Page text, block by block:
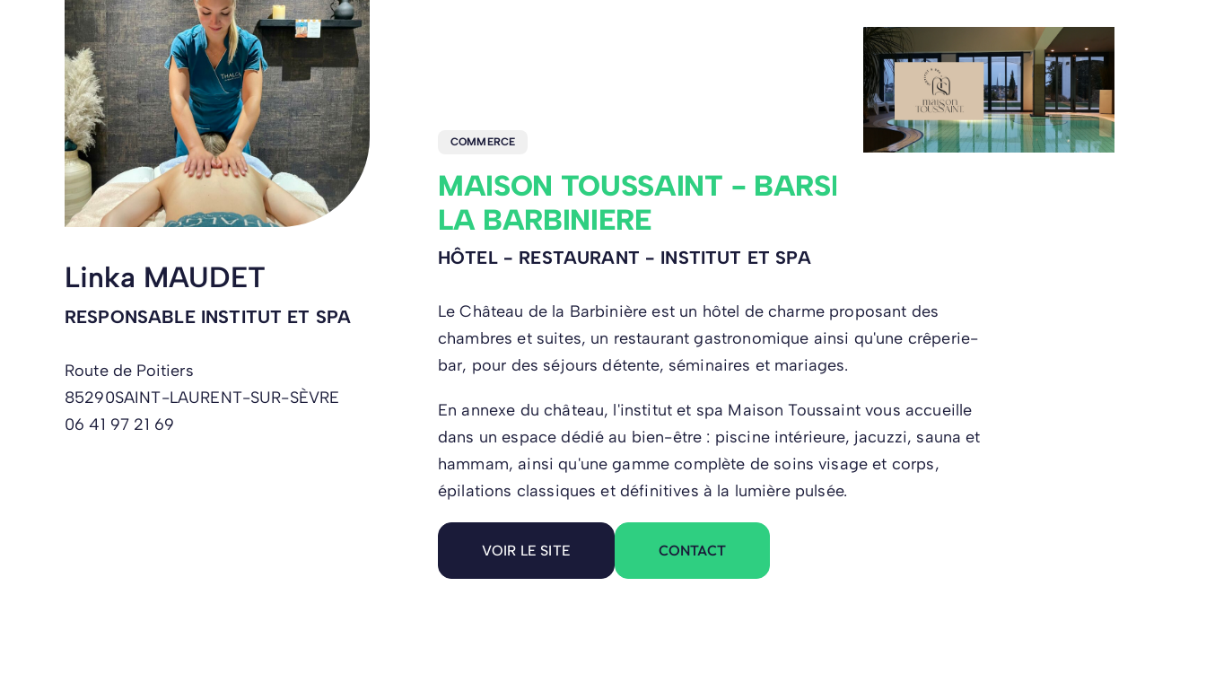
Linka MAUDET
RESPONSABLE INSTITUT ET SPA
Route de Poitiers
85290SAINT-LAURENT-SUR-SÈVRE
06 41 97 21 69
COMMERCE
MAISON TOUSSAINT - BARSER -
LA BARBINIERE
HÔTEL - RESTAURANT - INSTITUT ET SPA
Le Château de la Barbinière est un hôtel de charme proposant des
chambres et suites, un restaurant gastronomique ainsi qu'une crêperie-
bar, pour des séjours détente, séminaires et mariages.
En annexe du château, l'institut et spa Maison Toussaint vous accueille
dans un espace dédié au bien-être : piscine intérieure, jacuzzi, sauna et
hammam, ainsi qu'une gamme complète de soins visage et corps,
épilations classiques et définitives à la lumière pulsée.
VOIR LE SITE CONTACT